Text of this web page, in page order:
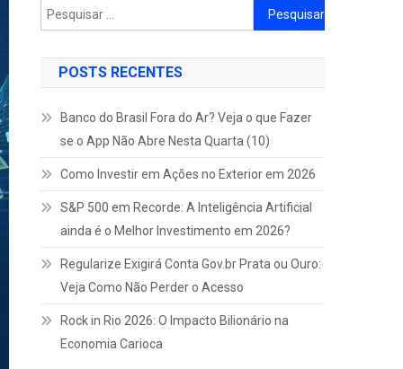
Pesquisar
por:
POSTS RECENTES
Banco do Brasil Fora do Ar? Veja o que Fazer
se o App Não Abre Nesta Quarta (10)
Como Investir em Ações no Exterior em 2026
S&P 500 em Recorde: A Inteligência Artificial
ainda é o Melhor Investimento em 2026?
Regularize Exigirá Conta Gov.br Prata ou Ouro:
Veja Como Não Perder o Acesso
Rock in Rio 2026: O Impacto Bilionário na
Economia Carioca